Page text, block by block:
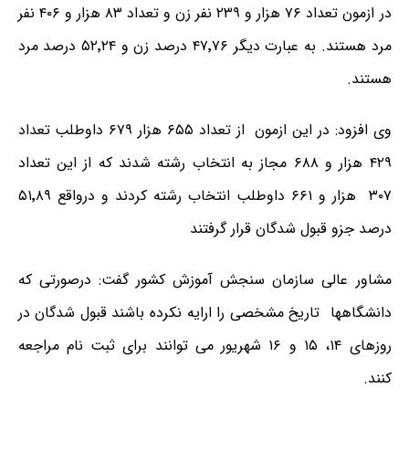
در ازمون تعداد ۷۶ هزار و ۲۳۹ نفر زن و تعداد ۸۳ هزار و ۴۰۶ نفر
مرد هستند. به عبارت دیگر ۴۷٬۷۶ درصد زن و ۵۲٬۲۴ درصد مرد
هستند.
وی افزود: در این ازمون از تعداد ۶۵۵ هزار ۶۷۹ داوطلب تعداد
۴۲۹ هزار و ۶۸۸ مجاز به انتخاب رشته شدند که از این تعداد
۳۰۷ هزار و ۶۶۱ داوطلب انتخاب رشته کردند و درواقع ۵۱٬۸۹
درصد جزو قبول شدگان قرار گرفتند
مشاور عالی سازمان سنجش آموزش کشور گفت: درصورتی که
دانشگاهها تاریخ مشخصی را ارایه نکرده باشند قبول شدگان در
روزهای ۱۴، ۱۵ و ۱۶ شهریور می توانند برای ثبت نام مراجعه
کنند.